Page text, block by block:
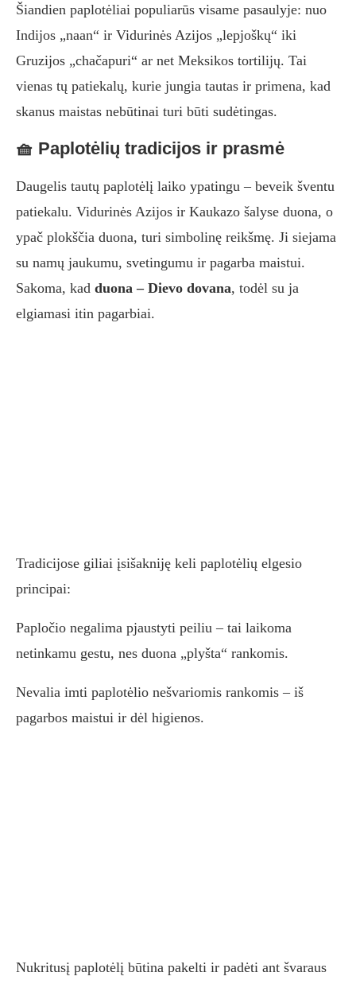
Šiandien paplotėliai populiarūs visame pasaulyje: nuo
Indijos „naan“ ir Vidurinės Azijos „lepjoškų“ iki
Gruzijos „chačapuri“ ar net Meksikos tortilijų. Tai
vienas tų patiekalų, kurie jungia tautas ir primena, kad
skanus maistas nebūtinai turi būti sudėtingas.
🧺 Paplotėlių tradicijos ir prasmė
Daugelis tautų paplotėlį laiko ypatingu – beveik šventu
patiekalu. Vidurinės Azijos ir Kaukazo šalyse duona, o
ypač plokščia duona, turi simbolinę reikšmę. Ji siejama
su namų jaukumu, svetingumu ir pagarba maistui.
Sakoma, kad duona – Dievo dovana, todėl su ja
elgiamasi itin pagarbiai.
Tradicijose giliai įsišakniję keli paplotėlių elgesio
principai:
Papločio negalima pjaustyti peiliu – tai laikoma
netinkamu gestu, nes duona „plyšta“ rankomis.
Nevalia imti paplotėlio nešvariomis rankomis – iš
pagarbos maistui ir dėl higienos.
Nukritusį paplotėlį būtina pakelti ir padėti ant švaraus